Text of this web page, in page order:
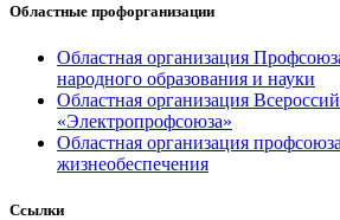
Областные профорганизации
Областная организация
народного образования и науки
Областная организация
«Электропрофсоюза»
Областная организация
жизнеобеспечения
Ссылки